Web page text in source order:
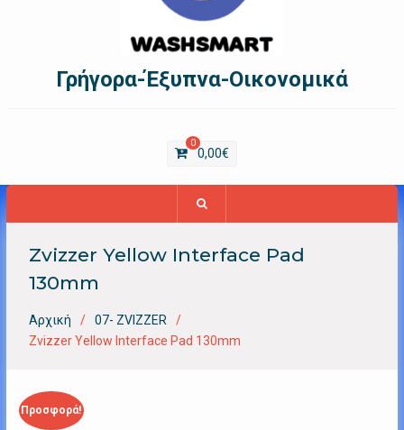
Γρήγορα-Έξυπνα-Οικονομικά
0
0,00€
Zvizzer Yellow Interface Pad
130mm
Αρχική
07- ZVIZZER
Zvizzer Yellow Interface Pad 130mm
Προσφορά!